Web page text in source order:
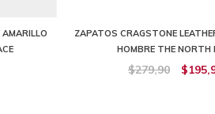
ZAPATOS CRAGSTONE
HOMBRE THE NORTH
$279,90